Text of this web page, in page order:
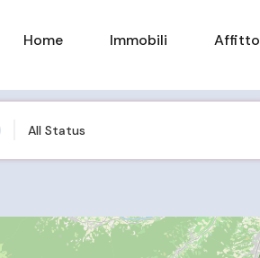
Home Immobili Affitto
All Status